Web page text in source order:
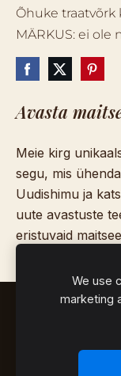
Avasta
Meie kirg
segu, mis
Uudishimu ja
uute avastuste
eristuvaid
Õhuke traatvõrk
MÄRKUS: ei ole
© 2026
We use
marketing